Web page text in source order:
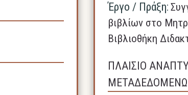
Έργο / Πράξη:
βιβλίων στο
Βιβλιοθήκη
ΠΛΑΙΣΙΟ